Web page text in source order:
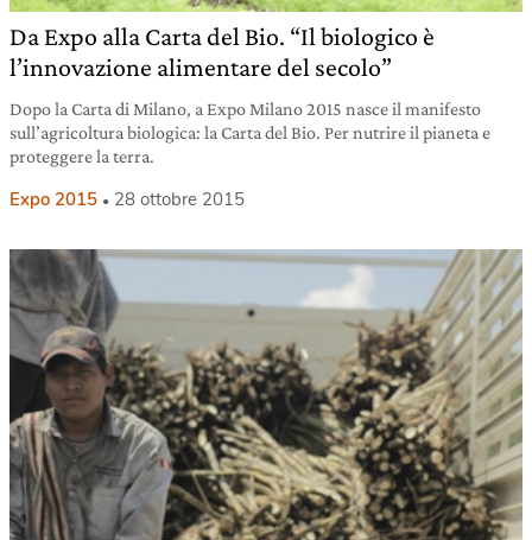
Da Expo alla Carta del Bio. “Il biologico è
l’innovazione alimentare del secolo”
Dopo la Carta di Milano, a Expo Milano 2015 nasce il manifesto
sull’agricoltura biologica: la Carta del Bio. Per nutrire il pianeta e
proteggere la terra.
Expo 2015 28 ottobre 2015